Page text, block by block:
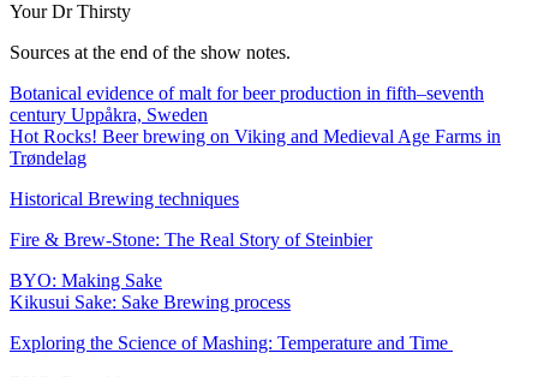
Your Dr Thirsty
Sources at the end of the show notes.
Botanical evidence of malt for beer production in fifth–seventh
century Uppåkra, Sweden
Hot Rocks! Beer brewing on Viking and Medieval Age Farms in
Trøndelag
Historical Brewing techniques
Fire & Brew-Stone: The Real Story of Steinbier
BYO: Making Sake
Kikusui Sake: Sake Brewing process
Exploring the Science of Mashing: Temperature and Time